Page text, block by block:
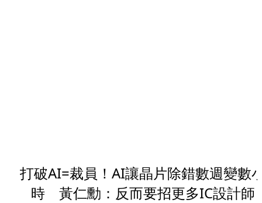
打破AI=裁員！AI讓晶片除錯數週變數
時 黃仁勳：反而要招更多IC設計師